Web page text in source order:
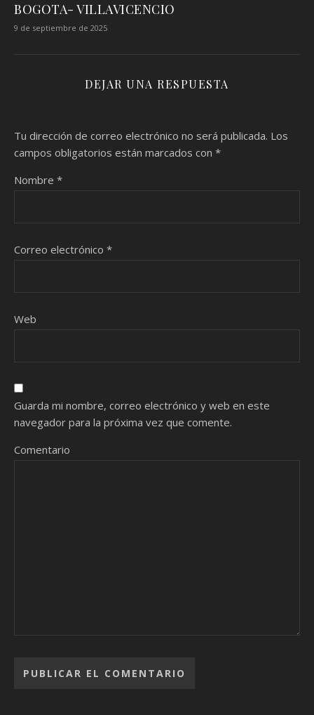
BOGOTA- VILLAVICENCIO
9 de septiembre de 2025
DEJAR UNA RESPUESTA
Tu dirección de correo electrónico no será publicada. Los
campos obligatorios están marcados con *
Nombre *
Correo electrónico *
Web
Guarda mi nombre, correo electrónico y web en este
navegador para la próxima vez que comente.
Comentario